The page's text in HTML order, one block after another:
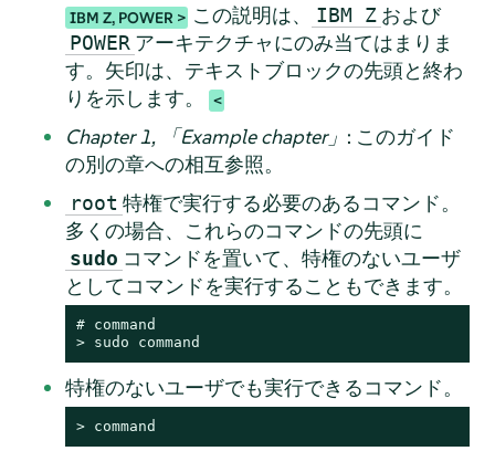
IBM Z, POWER この説明は、 IBM Z および
POWER アーキテクチャにのみ当てはまりま
す。矢印は、テキストブロックの先頭と終わ
りを示します。
Chapter 1,
「Example chapter」 : このガイド
の別の章への相互参照。
root 特権で実行する必要のあるコマンド。
多くの場合、これらのコマンドの先頭に
sudo コマンドを置いて、特権のないユーザ
としてコマンドを実行することもできます。
# command
> sudo command
特権のないユーザでも実行できるコマンド。
> command